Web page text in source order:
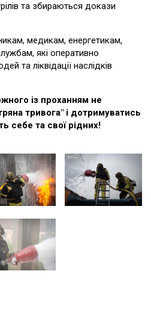
та збираються докази
медикам, енергетикам,
які оперативно
та ліквідації наслідків
із проханням не
тривога" і дотримуватись
себе та свої рідних!